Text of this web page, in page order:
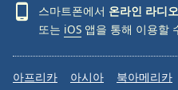
스마트폰에서 온라인 라디오
또는 iOS 앱을 통해 이용할
아프리카 아시아 북아메리카